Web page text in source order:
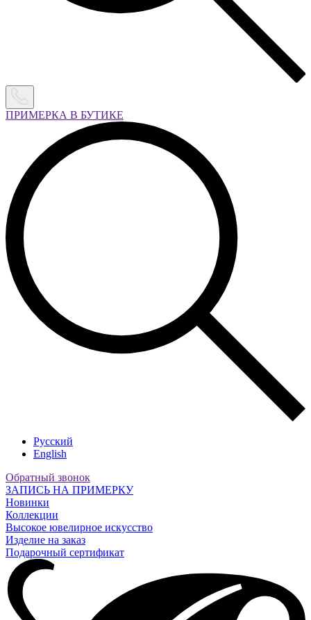
ПРИМЕРКА В БУТИКЕ
Русский
English
Обратный звонок
ЗАПИСЬ НА ПРИМЕРКУ
Новинки
Коллекции
Высокое ювелирное искусство
Изделие на заказ
Подарочный сертификат